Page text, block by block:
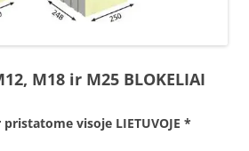
M18 ir M25 BLOKELIAI
visoje LIETUVOJE *